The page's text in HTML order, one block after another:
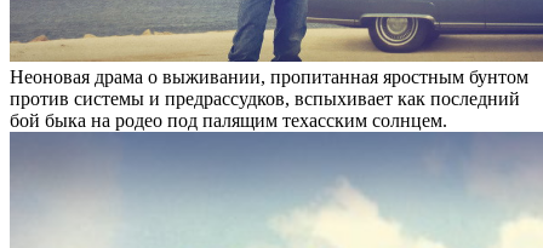
Неоновая драма о выживании, пропитанная яростным бунтом
против системы и предрассудков, вспыхивает как последний
бой быка на родео под палящим техасским солнцем.